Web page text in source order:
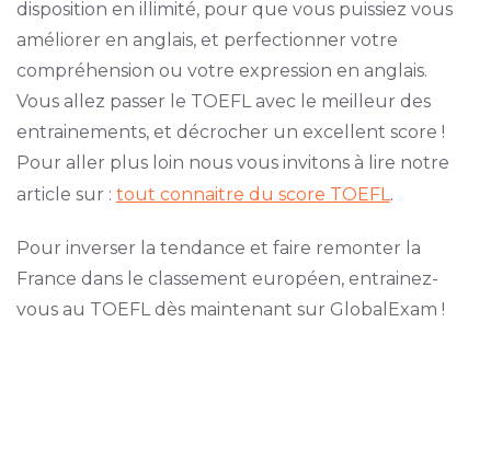
disposition en illimité, pour que vous puissiez vous
améliorer en anglais, et perfectionner votre
compréhension ou votre expression en anglais.
Vous allez passer le TOEFL avec le meilleur des
entrainements, et décrocher un excellent score !
Pour aller plus loin nous vous invitons à lire notre
article sur : tout connaitre du score TOEFL.
Pour inverser la tendance et faire remonter la
France dans le classement européen, entrainez-
vous au TOEFL dès maintenant sur GlobalExam !